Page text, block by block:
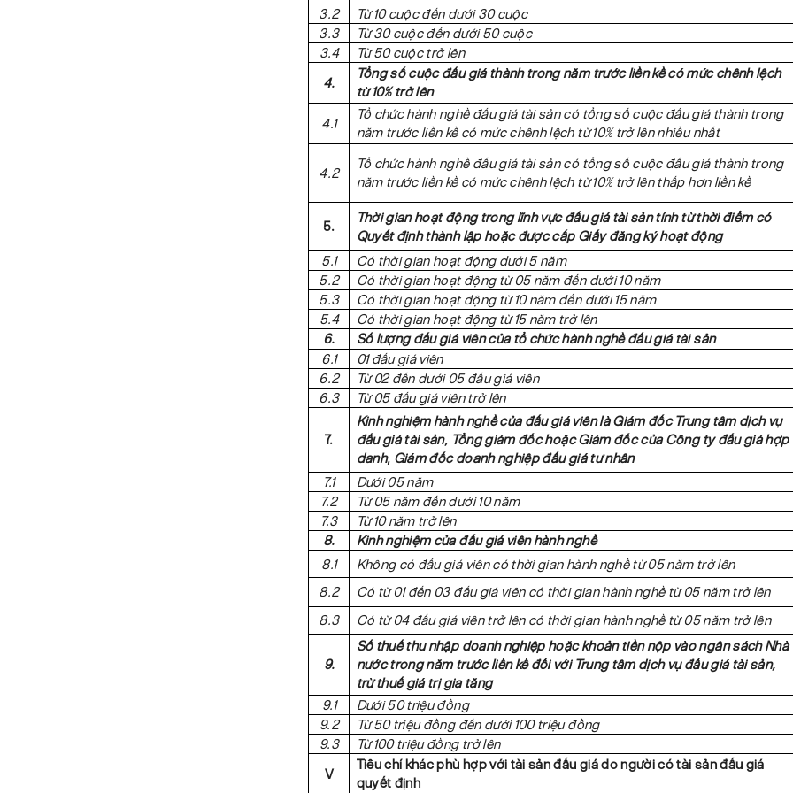
3.2
Từ 10 cuộc đến dưới 30 cuộc
3.3
Từ 30 cuộc đến dưới 50 cuộc
3.4
Từ 50 cuộc trở lên
4.
Tổng số cuộc đấu giá thành trong năm trước liền kề có mức chênh lệch
từ 10% trở lên
4.1
Tổ chức hành nghề đấu giá tài sản có tổng số cuộc đấu giá thành trong
năm trước liền kề có mức chênh lệch từ 10% trở lên nhiều nhất
4.2
Tổ chức hành nghề đấu giá tài sản có tổng số cuộc đấu giá thành trong
năm trước liền kề có mức chênh lệch từ 10% trở lên thấp hơn liền kề
5.
Thời gian hoạt động trong lĩnh vực đấu giá tài sản tính từ thời điểm có
Quyết định thành lập hoặc được cấp Giấy đăng ký hoạt động
5.1
Có thời gian hoạt động dưới 5 năm
5.2
Có thời gian hoạt động từ 05 năm đến dưới 10 năm
5.3
Có thời gian hoạt động từ 10 năm đến dưới 15 năm
5.4
Có thời gian hoạt động từ 15 năm trở lên
6.
Số lượng đấu giá viên của tổ chức hành nghề đấu giá tài sản
6.1
01 đấu giá viên
6.2
Từ 02 đến dưới 05 đấu giá viên
6.3
Từ 05 đấu giá viên trở lên
7.
Kinh nghiệm hành nghề của đấu giá viên là Giám đốc Trung tâm dịch vụ
đấu giá tài sản, Tổng giám đốc hoặc Giám đốc của Công ty đấu giá hợp
danh, Giám đốc doanh nghiệp đấu giá tư nhân
7.1
Dưới 05 năm
7.2
Từ 05 năm đến dưới 10 năm
7.3
Từ 10 năm trở lên
8.
Kinh nghiệm của đấu giá viên hành nghề
8.1
Không có đấu giá viên có thời gian hành nghề từ 05 năm trở lên
8.2
Có từ 01 đến 03 đấu giá viên có thời gian hành nghề từ 05 năm trở lên
8.3
Có từ 04 đấu giá viên trở lên có thời gian hành nghề từ 05 năm trở lên
9.
Số thuế thu nhập doanh nghiệp hoặc khoản tiền nộp vào ngân sách Nhà
nước trong năm trước liền kề đối với Trung tâm dịch vụ đấu giá tài sản,
trừ thuế giá trị gia tăng
9.1
Dưới 50 triệu đồng
9.2
Từ 50 triệu đồng đến dưới 100 triệu đồng
9.3
Từ 100 triệu đồng trở lên
V
Tiêu chí khác phù hợp với tài sản đấu giá do người có tài sản đấu giá
quyết định